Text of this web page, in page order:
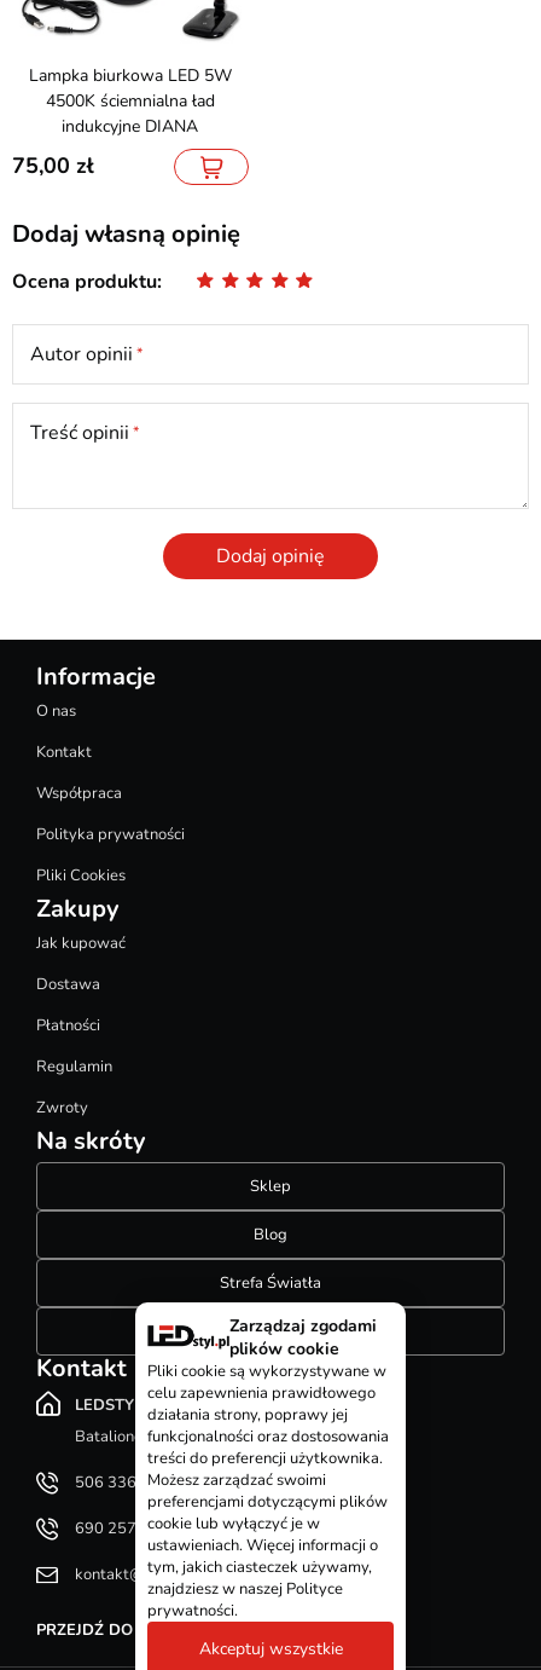
Lampka biurkowa LED 5W
4500K ściemnialna ład
indukcyjne DIANA
75,00
Dodaj własną opinię
Ocena produktu
Autor opinii
Treść opinii
Dodaj opinię
Informacje
O nas
Kontakt
Współpraca
Polityka prywatności
Pliki Cookies
Zakupy
Jak kupować
Dostawa
Płatności
Regulamin
Zwroty
Na skróty
Sklep
Blog
Strefa Światła
Konfigurator szynoprzewodów
Kontakt
LEDSTYL.pl
Batalionów Chłopskich 12, 94-058 Łódź
506 336 320
690 257 092
kontakt@ledstyl.pl
PRZEJDŹ DO DZIAŁU KONTAKT
Zarządzaj zgodami
plików cookie
Pliki cookie są wykorzystywane w
celu zapewnienia prawidłowego
działania strony, poprawy jej
funkcjonalności oraz dostosowania
treści do preferencji użytkownika.
Możesz zarządzać swoimi
preferencjami dotyczącymi plików
cookie lub wyłączyć je w
ustawieniach. Więcej informacji o
tym, jakich ciasteczek używamy,
znajdziesz w naszej Polityce
prywatności.
Akceptuj wszystkie